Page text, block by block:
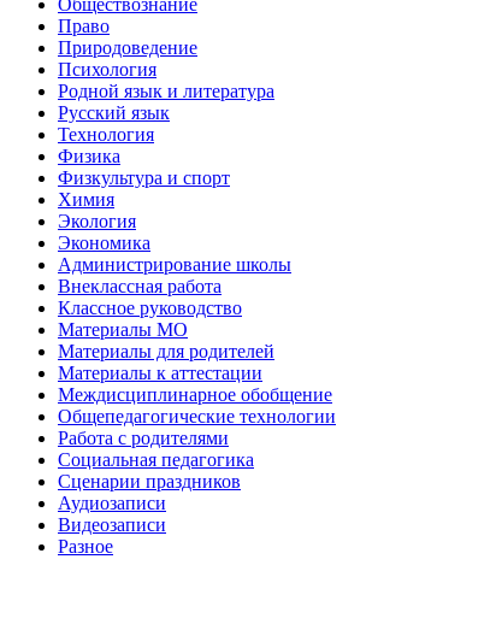
Право
Природоведение
Психология
Родной язык и литература
Русский язык
Технология
Физика
Физкультура и спорт
Химия
Экология
Экономика
Администрирование школы
Внеклассная работа
Классное руководство
Материалы МО
Материалы для родителей
Материалы к аттестации
Междисциплинарное обобщение
Общепедагогические технологии
Работа с родителями
Социальная педагогика
Сценарии праздников
Аудиозаписи
Видеозаписи
Разное